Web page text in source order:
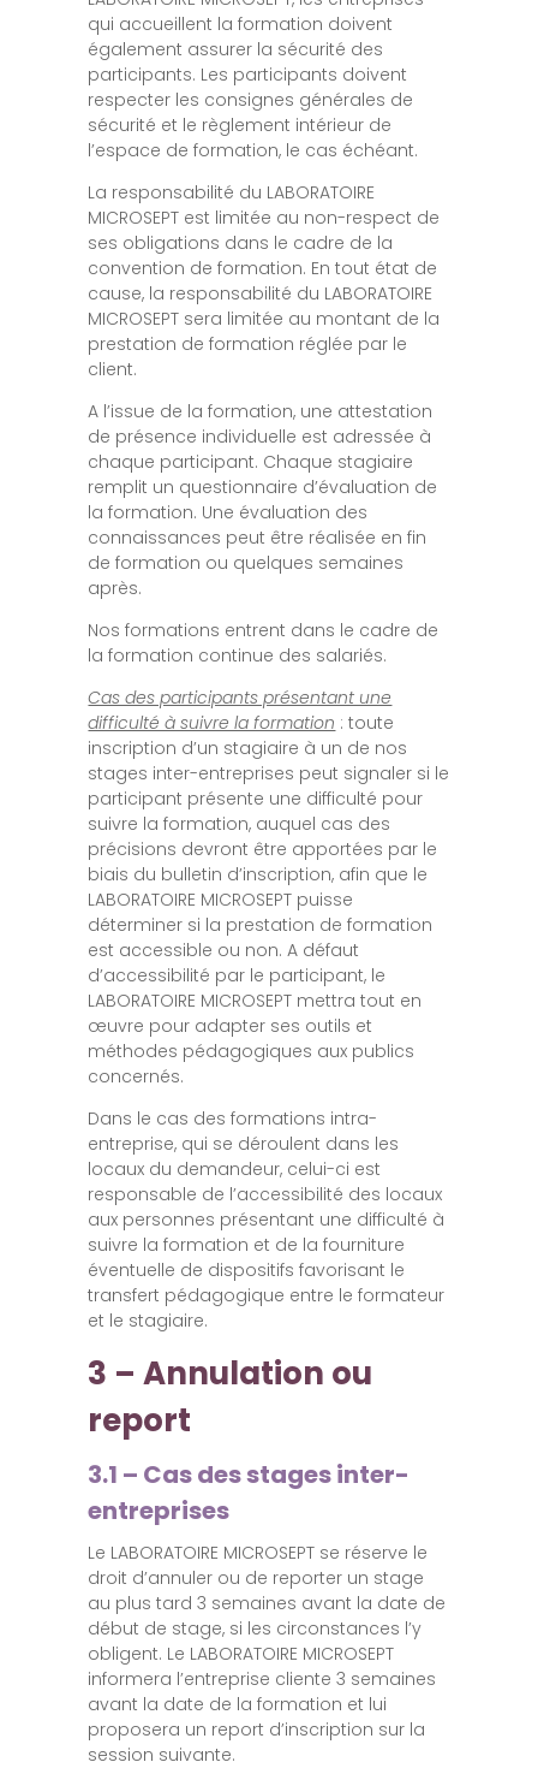
qui accueillent la formation doivent
également assurer la sécurité des
participants. Les participants doivent
respecter les consignes générales de
sécurité et le règlement intérieur de
l’espace de formation, le cas échéant.
La responsabilité du LABORATOIRE
MICROSEPT est limitée au non-respect de
ses obligations dans le cadre de la
convention de formation. En tout état de
cause, la responsabilité du LABORATOIRE
MICROSEPT sera limitée au montant de la
prestation de formation réglée par le
client.
A l’issue de la formation, une attestation
de présence individuelle est adressée à
chaque participant. Chaque stagiaire
remplit un questionnaire d’évaluation de
la formation. Une évaluation des
connaissances peut être réalisée en fin
de formation ou quelques semaines
après.
Nos formations entrent dans le cadre de
la formation continue des salariés.
Cas des participants présentant une
difficulté à suivre la formation : toute
inscription d’un stagiaire à un de nos
stages inter-entreprises peut signaler si le
participant présente une difficulté pour
suivre la formation, auquel cas des
précisions devront être apportées par le
biais du bulletin d’inscription, afin que le
LABORATOIRE MICROSEPT puisse
déterminer si la prestation de formation
est accessible ou non. A défaut
d’accessibilité par le participant, le
LABORATOIRE MICROSEPT mettra tout en
œuvre pour adapter ses outils et
méthodes pédagogiques aux publics
concernés.
Dans le cas des formations intra-
entreprise, qui se déroulent dans les
locaux du demandeur, celui-ci est
responsable de l’accessibilité des locaux
aux personnes présentant une difficulté à
suivre la formation et de la fourniture
éventuelle de dispositifs favorisant le
transfert pédagogique entre le formateur
et le stagiaire.
3 – Annulation ou
report
3.1 – Cas des stages inter-
entreprises
Le LABORATOIRE MICROSEPT se réserve le
droit d’annuler ou de reporter un stage
au plus tard 3 semaines avant la date de
début de stage, si les circonstances l’y
obligent. Le LABORATOIRE MICROSEPT
informera l’entreprise cliente 3 semaines
avant la date de la formation et lui
proposera un report d’inscription sur la
session suivante.